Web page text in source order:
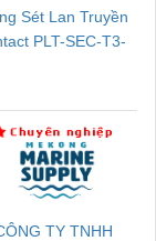
Sét Lan Truyền
PLT-SEC-T3-
TY TNHH